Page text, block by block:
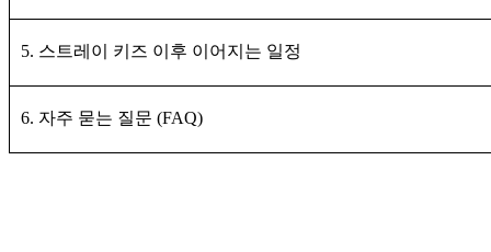
5. 스트레이 키즈 이후 이어지는 일정
6. 자주 묻는 질문 (FAQ)